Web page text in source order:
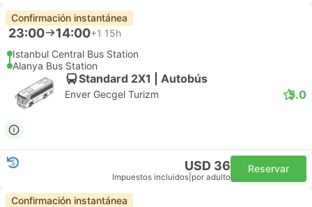
Confirmación instantánea
23:00 14:00+1 15h
Istanbul Central Bus Station
Alanya Bus Station
Standard 2X1 | Autobús
Enver Gecgel Turizm 5.0
USD 36
Impuestos incluidos por adulto
Reservar
Confirmación instantánea